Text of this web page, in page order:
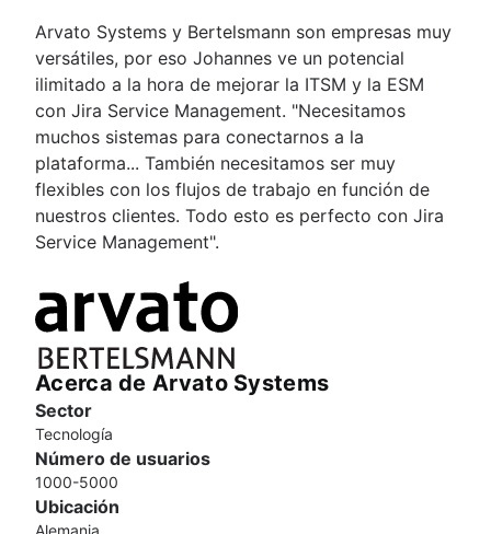
Arvato Systems y Bertelsmann son empresas muy
versátiles, por eso Johannes ve un potencial
ilimitado a la hora de mejorar la ITSM y la ESM
con Jira Service Management. "Necesitamos
muchos sistemas para conectarnos a la
plataforma... También necesitamos ser muy
flexibles con los flujos de trabajo en función de
nuestros clientes. Todo esto es perfecto con Jira
Service Management".
Acerca de Arvato Systems
Sector
Tecnología
Número de usuarios
1000-5000
Ubicación
Alemania